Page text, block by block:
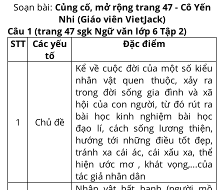
Soạn bài: Củng cố, mở rộng trang 47 - Cô Yến
Nhi (Giáo viên VietJack)
Câu 1 (trang 47 sgk Ngữ văn lớp 6 Tập 2)
STT
Các yếu
tố
Đặc điểm
1 Chủ đề
Kể về cuộc đời của một số kiểu
nhân vật quen thuộc, xảy ra
trong đời sống gia đình và xã
hội của con người, từ đó rút ra
bài học kinh nghiệm bài học
đạo lí, cách sống lương thiện,
hướng tới những điều tốt đẹp,
tránh xa cái ác, cái xấu xa, thể
hiện ước mơ , khát vọng,...của
tác giả nhân dân